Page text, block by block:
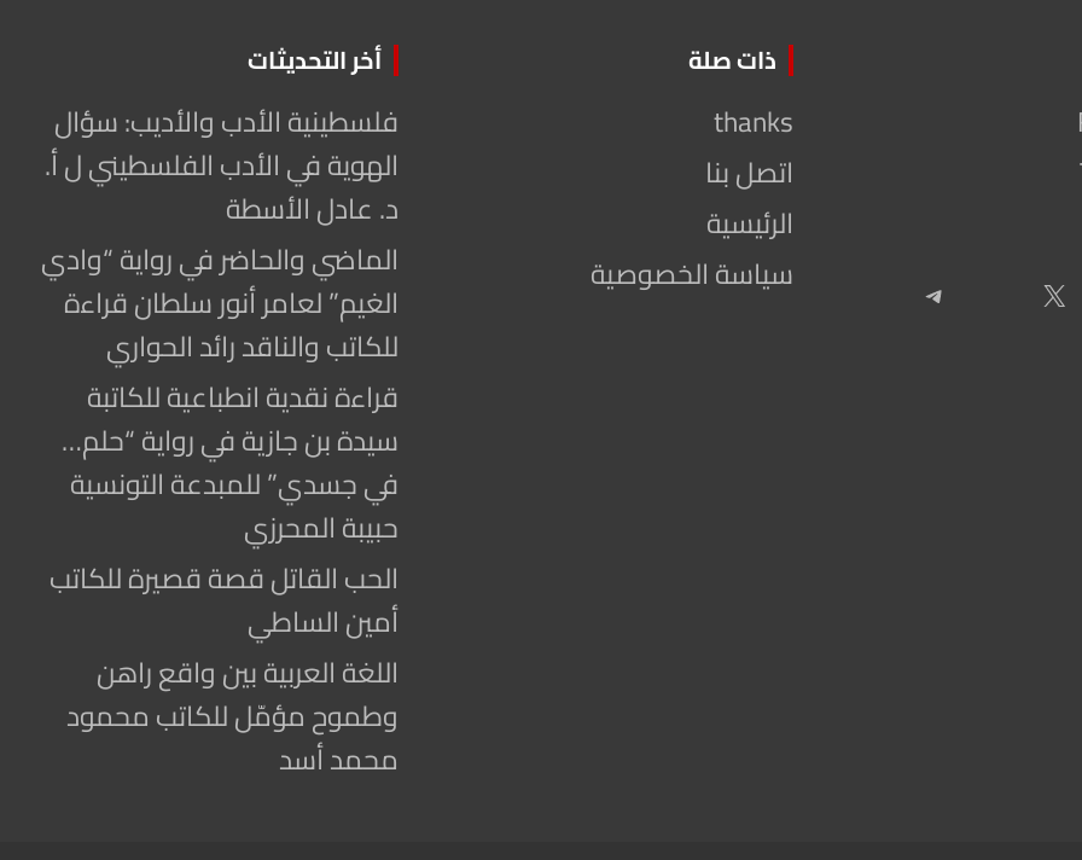
X
Telegram
ذات صلة
thanks
اتصل بنا
الرئيسية
سياسة الخصوصية
أخر التحديثات
فلسطينية الأدب والأديب: سؤال
الهوية في الأدب الفلسطيني ل أ.
د. عادل الأسطة
الماضي والحاضر في رواية “وادي
الغيم” لعامر أنور سلطان قراءة
للكاتب والناقد رائد الحواري
قراءة نقدية انطباعية للكاتبة
سيدة بن جازية في رواية “حلم…
في جسدي” للمبدعة التونسية
حبيبة المحرزي
الحب القاتل قصة قصيرة للكاتب
أمين الساطي
اللغة العربية بين واقع راهن
وطموح مؤمّل للكاتب محمود
محمد أسد